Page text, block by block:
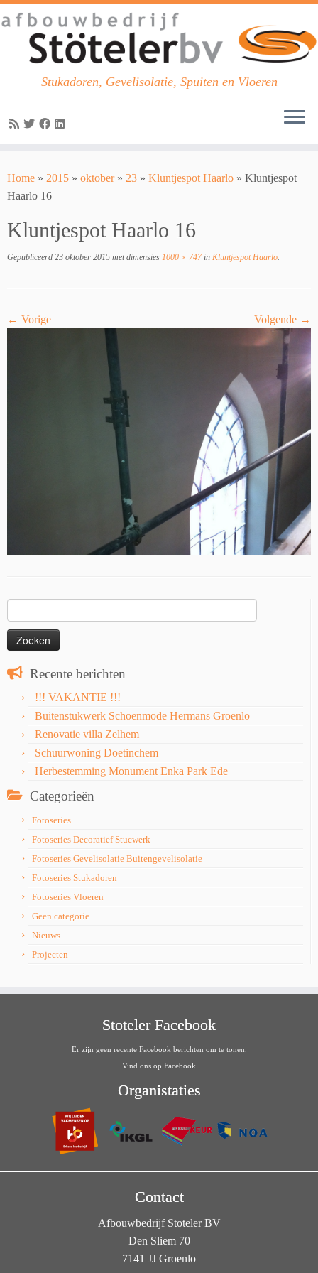
to
content
Stukadoren, Gevelisolatie, Spuiten en Vloeren
Home » 2015 » oktober » 23 » Kluntjespot Haarlo » Kluntjespot
Haarlo 16
Kluntjespot Haarlo 16
Gepubliceerd 23 oktober 2015 met dimensies 1000 × 747in Kluntjespot Haarlo
← Vorige Volgende →
naar:
Recente berichten
!!! VAKANTIE !!!
Buitenstukwerk Schoenmode Hermans Groenlo
Renovatie villa Zelhem
Schuurwoning Doetinchem
Herbestemming Monument Enka Park Ede
Categorieën
Fotoseries
Fotoseries Decoratief Stucwerk
Fotoseries Gevelisolatie Buitengevelisolatie
Fotoseries Stukadoren
Fotoseries Vloeren
Geen categorie
Nieuws
Projecten
Stoteler Facebook
Er zijn geen recente Facebook berichten om te tonen.
Vind ons op Facebook
Organistaties
Contact
Afbouwbedrijf Stoteler BV
Den Sliem 70
7141 JJ Groenlo